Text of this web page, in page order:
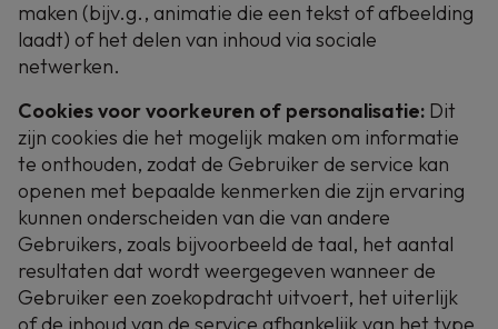
maken (bijv.g., animatie die een tekst of afbeelding
laadt) of het delen van inhoud via sociale
netwerken.
Cookies voor voorkeuren of personalisatie: Dit
zijn cookies die het mogelijk maken om informatie
te onthouden, zodat de Gebruiker de service kan
openen met bepaalde kenmerken die zijn ervaring
kunnen onderscheiden van die van andere
Gebruikers, zoals bijvoorbeeld de taal, het aantal
resultaten dat wordt weergegeven wanneer de
Gebruiker een zoekopdracht uitvoert, het uiterlijk